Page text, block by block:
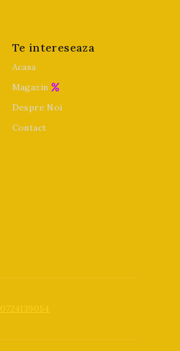
Te intereseaza
Acasa
Magazin
Despre Noi
Contact
0724139054